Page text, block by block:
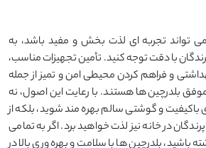
‌تواند تجربه ‌ای لذت‌ بخش و مفید باشد، به
با دقت توجه کنید. تأمین تجهیزات مناسب،
و فراهم کردن محیطی امن و تمیز از جمله
بلدرچین ‌ها هستند. با رعایت این اصول، نه
باکیفیت و گوشتی سالم بهره ‌مند شوید، بلکه از
در خانه نیز لذت خواهید برد. اگر به تمامی
باشید، بلدرچین ‌ها با سلامت و بهره‌ وری بالا در